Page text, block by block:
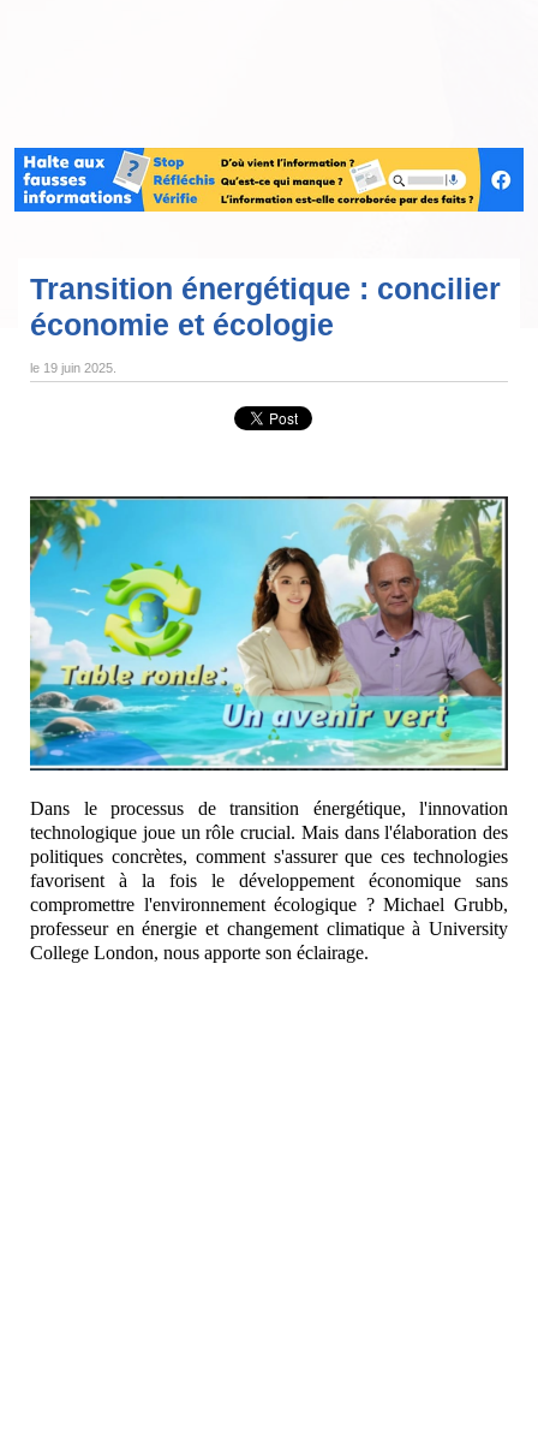
Transition énergétique : concilier
économie et écologie
le 19 juin 2025
Dans le processus de transition énergétique, l'innovation
technologique joue un rôle crucial. Mais dans l'élaboration des
politiques concrètes, comment s'assurer que ces technologies
favorisent à la fois le développement économique sans
compromettre l'environnement écologique ? Michael Grubb,
professeur en énergie et changement climatique à University
College London, nous apporte son éclairage.